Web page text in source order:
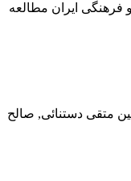
فرهنگی ایران مطالعه
متقی دستنائی, صالح